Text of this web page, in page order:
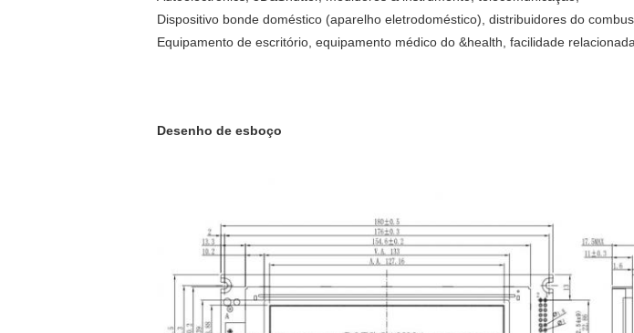
Dispositivo bonde doméstico (aparelho eletrodoméstico), distribuidores do
Equipamento de escritório, equipamento médico do &health, facilidade
Desenho de esboço